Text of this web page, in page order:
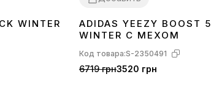
WINTER
414243
ADIDAS YEEZY BOOST
WINTER С МЕХОМ
Код товара:S-2350491
6719 грн3520 грн